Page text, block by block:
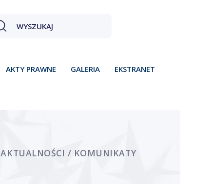
AKTY PRAWNE GALERIA EKSTRANET
AKTUALNOŚCI / KOMUNIKATY